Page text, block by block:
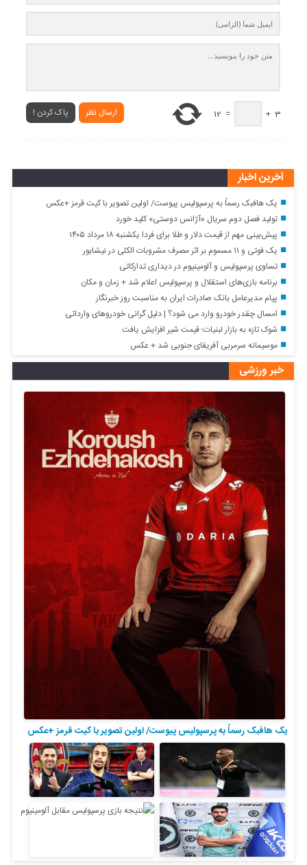
ارسال نظر پاک کردن ! 3
+
=
12
آخرین اخبار
یک هافبک رسماً به پرسپولیس پیوست/ اولین تصویر با کیت قرمز +عکس
تولید فصل دوم سریال «آژانس دوستی» کلید خورد
پیش‌بینی مهم از قیمت دلار و طلا برای فردا یکشنبه ۱۸ مرداد ۱۴۰۵
یک فوتی و ۱۱ مسموم بر اثر مصرف مشروبات الکلی در نیشابور
تساوی پرسپولیس و آلومینیوم در دیداری تدارکاتی
برنامه بازی‌های استقلال و پرسپولیس اعلام شد + زمان و مکان
پیام مدیرعامل بانک صادرات ایران به مناسبت روز خبرنگار
امسال چقدر خودرو وارد می شود؟ | دلیل گرانی خودروهای وارداتی
شوک تازه به بازار لبنیات؛ قیمت شیر افزایش یافت
موسیمانه سرمربی آفریقای جنوبی شد + عکس
خبر ورزشی
یک هافبک رسماً به پرسپولیس پیوست/ اولین تصویر با کیت قرمز +عکس